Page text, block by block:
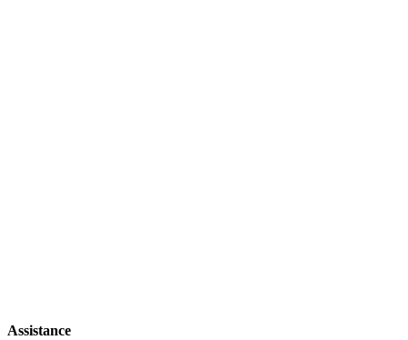
Assistance